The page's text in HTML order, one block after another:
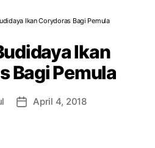
Ikan Corydoras Bagi Pemula
Ikan
Bagi Pemula
PostApril 4, 2018